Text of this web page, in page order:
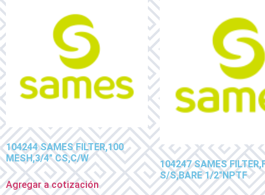
104244 SAMES FILTER,100
MESH,3/4″ CS,C/W
Agregar a cotización
104247 SAMES
S/S,BARE 1/2″NPTF